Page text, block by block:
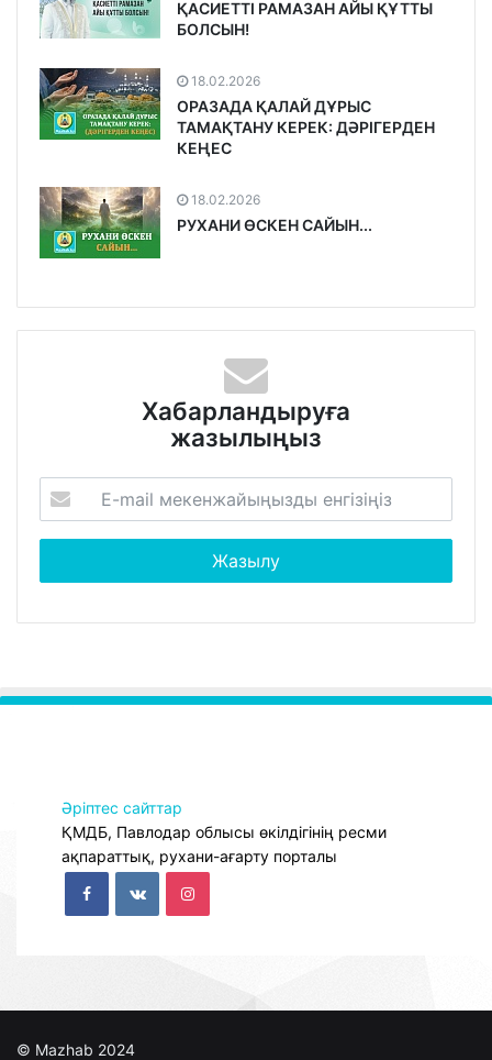
ҚАСИЕТТІ РАМАЗАН АЙЫ ҚҰТТЫ
БОЛСЫН!
18.02.2026
ОРАЗАДА ҚАЛАЙ ДҰРЫС
ТАМАҚТАНУ КЕРЕК: ДӘРІГЕРДЕН
КЕҢЕС
18.02.2026
РУХАНИ ӨСКЕН САЙЫН...
Хабарландыруға
жазылыңыз
Әріптес сайттар
ҚМДБ, Павлодар облысы өкілдігінің ресми
ақпараттық, рухани-ағарту порталы
© Mazhab 2024